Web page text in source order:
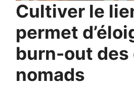
Cultiver le
permet
burn-out
nomads